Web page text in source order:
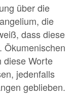
über die
die
dass diese
Ökumenischen
diese Worte
jedenfalls
geblieben.